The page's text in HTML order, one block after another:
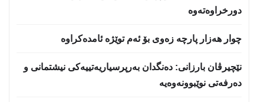
دورخراوه‌ته‌وه‌
چوار هەزار پارچە زەوی بۆ ئەم توێژە ئامدەکراوە
نێچيرڤان بارزانى: دەنگدان بەرپرسیاريه‌تییەکی نیشتمانى و
دەرفەتی نوێبوونەوەیە